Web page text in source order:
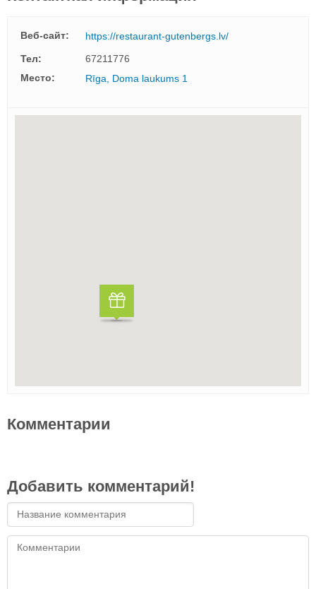
Веб-сайт:
https://restaurant-gutenbergs.lv/
Тел:
67211776
Mесто:
Rīga, Doma laukums 1
Комментарии
Добавить комментарий!